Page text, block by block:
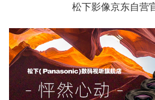
松下影像京东自营